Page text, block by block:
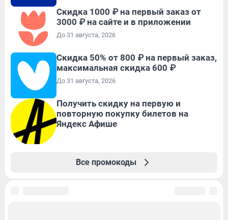
Скидка 1000 ₽ на первый заказ от
3000 ₽ на сайте и в приложении
До 31 августа, 2026
Скидка 50% от 800 ₽ на первый заказ,
максимальная скидка 600 ₽
До 31 августа, 2026
Получить скидку на первую и
повторную покупку билетов на
Яндекс Афише
Все промокоды